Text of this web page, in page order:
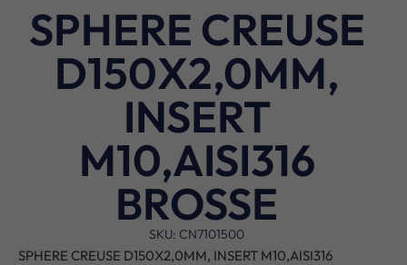
SPHERE CREUSE
D150X2,0MM,
INSERT
M10,AISI316
BROSSE
SKU: CN7101500
SPHERE CREUSE D150X2,0MM, INSERT M10,AISI316